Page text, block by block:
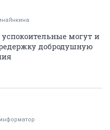
могут и
добродушную